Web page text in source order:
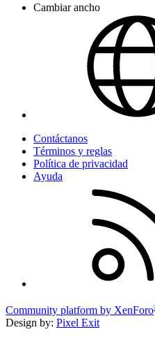
Cambiar ancho
Contáctanos
Términos y reglas
Política de privacidad
Ayuda
Community platform by XenForo
Design by: Pixel Exit